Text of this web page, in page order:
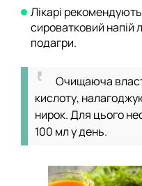
Лікарі
сироватковий
подагри.
Очищаюча
кислоту,
нирок. Для цього
100 мл у день.